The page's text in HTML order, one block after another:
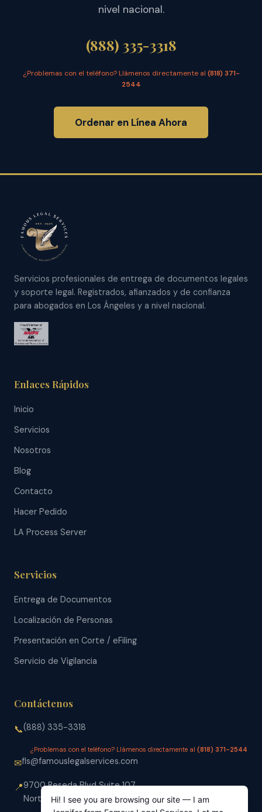
nivel nacional.
(888) 335-3318
¿Problemas con el teléfono? Llámenos directamente al (818) 371-
2544
Ordenar en Línea Ahora
Servicios profesionales de entrega de documentos legales
y soporte legal. Registrados, afianzados y de confianza
para abogados en Los Ángeles y a nivel nacional.
Enlaces Rápidos
Inicio
Servicios
Nosotros
Blog
Contacto
Hacer Pedido
LA Process Server
Servicios
Entrega de Documentos
Localización de Personas
Presentación en Corte / eFiling
Servicio de Vigilancia
Contáctenos
📞(888) 335-3318
¿Problemas con el teléfono? Llámenos directamente al (818) 371-2544
✉fls@famouslegalservices.com
📍9700 Reseda Blvd Suite 107
Northridge, CA 91324